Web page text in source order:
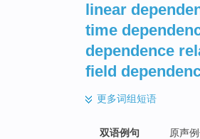
linear
time
dependence
field
更多词组短语
双语例句 原声